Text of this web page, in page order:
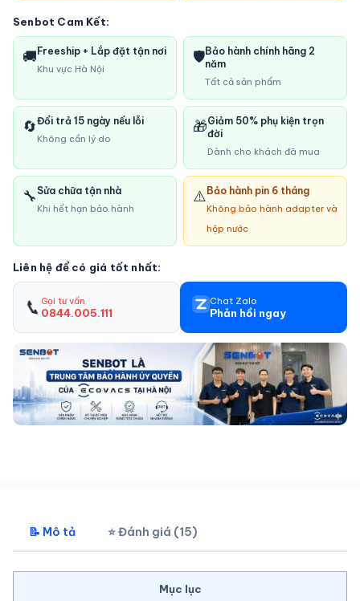
Senbot Cam Kết:
🚚 Freeship + Lắp đặt tận nơi
Khu vực Hà Nội
🛡️Bảo hành chính hãng 2
năm
Tất cả sản phẩm
🔄Đổi trả 15 ngày nếu lỗi
Không cần lý do
🎁Giảm 50% phụ kiện trọn
đời
Dành cho khách đã mua
🔧 Sửa chữa tận nhà
Khi hết hạn bảo hành
⚠️ Bảo hành pin 6 tháng
Không bảo hành adapter và
hộp nước
Liên hệ để có giá tốt nhất:
📞 Gọi tư vấn
0844.005.111
Chat Zalo
Phản hồi ngay
📝 Mô tả ⭐ Đánh giá (15)
Mục lục